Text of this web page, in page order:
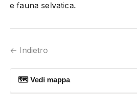
e fauna selvatica.
← Indietro
🗺 Vedi mappa